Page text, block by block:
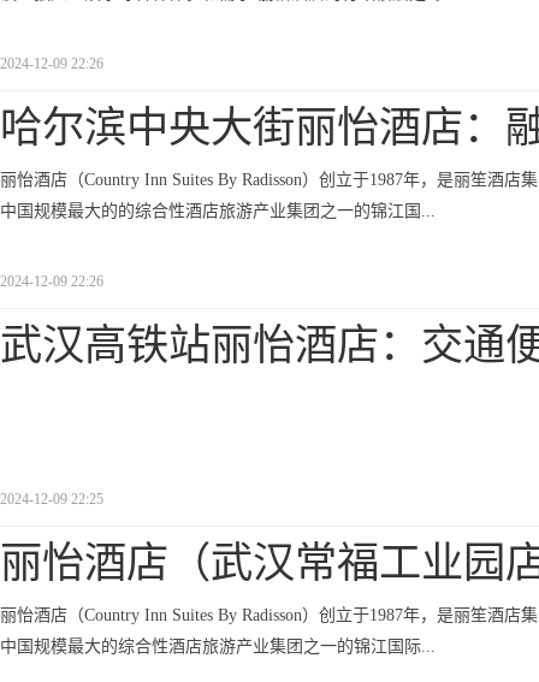
2024-12-09 22:26
哈尔滨中央大街丽怡酒店：
丽怡酒店（Country Inn Suites By Radisson）创立于1987年，是丽笙酒
中国规模最大的的综合性酒店旅游产业集团之一的锦江国...
2024-12-09 22:26
武汉高铁站丽怡酒店：交通
2024-12-09 22:25
丽怡酒店（武汉常福工业园
丽怡酒店（Country Inn Suites By Radisson）创立于1987年，是丽笙酒
中国规模最大的综合性酒店旅游产业集团之一的锦江国际...